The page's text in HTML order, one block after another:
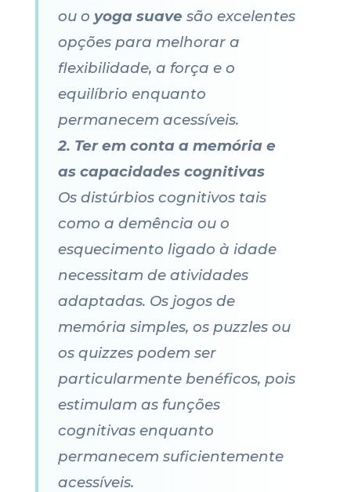
ou o yoga suave são excelentes
opções para melhorar a
flexibilidade, a força e o
equilíbrio enquanto
permanecem acessíveis.
2. Ter em conta a memória e
as capacidades cognitivas
Os distúrbios cognitivos tais
como a demência ou o
esquecimento ligado à idade
necessitam de atividades
adaptadas. Os jogos de
memória simples, os puzzles ou
os quizzes podem ser
particularmente benéficos, pois
estimulam as funções
cognitivas enquanto
permanecem suficientemente
acessíveis.